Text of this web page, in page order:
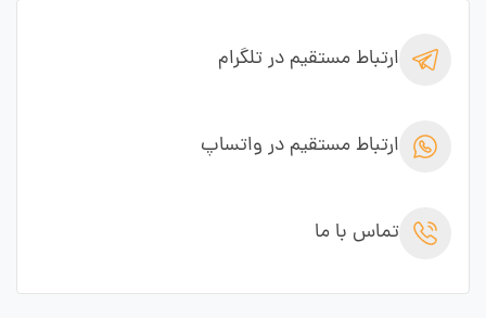
ارتباط مستقیم در تلگرام
ارتباط مستقیم در واتساپ
تماس با ما